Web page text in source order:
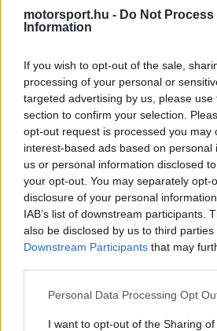
motorsport.hu - Do Not Process
Information
If you wish to opt-out of the sale,
processing of your personal or
targeted advertising by us, please
section to confirm your selection.
opt-out request is processed you may
interest-based ads based on personal
us or personal information disclosed
your opt-out. You may separately opt-
disclosure of your personal
IAB’s list of downstream participants.
also be disclosed by us to third parties
Downstream Participants that may
Please note that this website/app
not limited to your visit or usage
Personal Data Processing Opt
I want to opt-out of the Sharing of
A csapat szerelői egy új
fel az F1-75-öt, miután
akadtak az
technikai delegáltjának
ahogyan az is, hogy a Lando
műveletre került sor.
Büntetés ezért persze nem jár,